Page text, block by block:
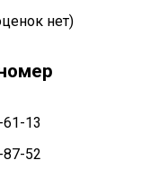
нет)
13
87-52